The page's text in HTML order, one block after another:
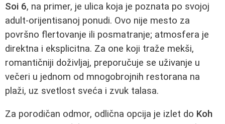
Soi 6, na primer, je ulica koja je poznata po svojoj
adult-orijentisanoj ponudi. Ovo nije mesto za
površno flertovanje ili posmatranje; atmosfera je
direktna i eksplicitna. Za one koji traže mekši,
romantičniji doživljaj, preporučuje se uživanje u
večeri u jednom od mnogobrojnih restorana na
plaži, uz svetlost sveća i zvuk talasa.
Za porodičan odmor, odlična opcija je izlet do Koh